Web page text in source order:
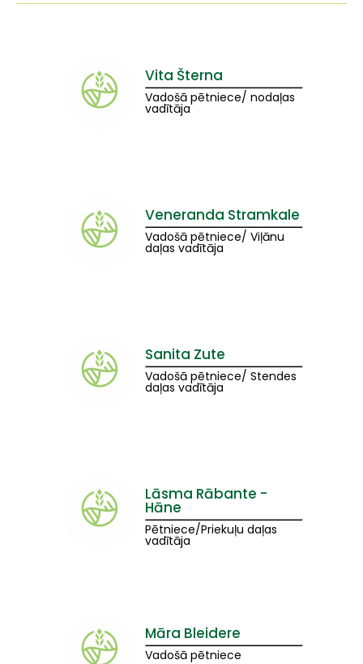
Vita Šterna
Vadošā pētniece/ nodaļas
vadītāja
Veneranda Stramkale
Vadošā pētniece/ Viļānu
daļas vadītāja
Sanita Zute
Vadošā pētniece/ Stendes
daļas vadītāja
Lāsma Rābante -
Hāne
Pētniece/Priekuļu daļas
vadītāja
Māra Bleidere
Vadošā pētniece